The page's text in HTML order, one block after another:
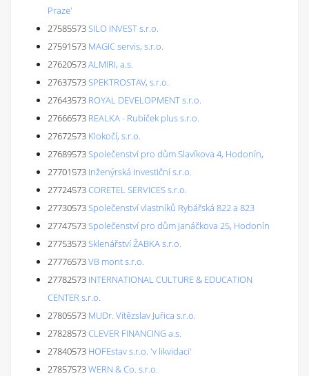
Praze'
27585573SILO INVEST s.r.o.
27591573 MAGIC servis, s.r.o.
27620573ALMIRI, a.s.
27637573SPEKTROSTAV, s.r.o.
27643573 ROYAL DEVELOPMENT s.r.o.
27666573 REALKA - Rubíček plus s.r.o.
27672573 Klokočí, s.r.o.
27689573Společenství pro dům Slavíkova 4, Hodonín,
27701573 Inženýrská Investiční s.r.o.
27724573CORETEL SERVICES s.r.o.
27730573Společenství vlastníků Rybářská 822 a 823
27747573Společenství pro dům Janáčkova 25, Hodonín
27753573Sklenářství ŽABKA s.r.o.
27776573VB mont s.r.o.
27782573 INTERNATIONAL CULTURE & EDUCATION
CENTER s.r.o.
27805573 MUDr. Vítězslav Juřica s.r.o.
27828573CLEVER FINANCING a.s.
27840573 HOFEstav s.r.o. 'v likvidaci'
27857573WERN & Co. s.r.o.